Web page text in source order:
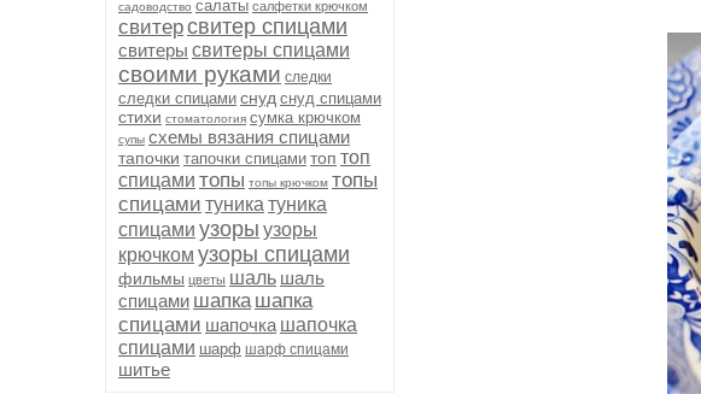
садоводство салаты салфетки крючком
свитерсвитер спицами
свитеры свитеры спицами
своими руками следки
следки спицами снуд снуд спицами
стихи стоматология сумка крючком
супы схемы вязания спицами
тапочки тапочки спицами топ топ
спицами топы топы крючком топы
спицами туника туника
спицами узоры узоры
крючком узоры спицами
фильмы цветы шаль шаль
спицами шапка шапка
спицами шапочка шапочка
спицами шарф шарф спицами
шитье